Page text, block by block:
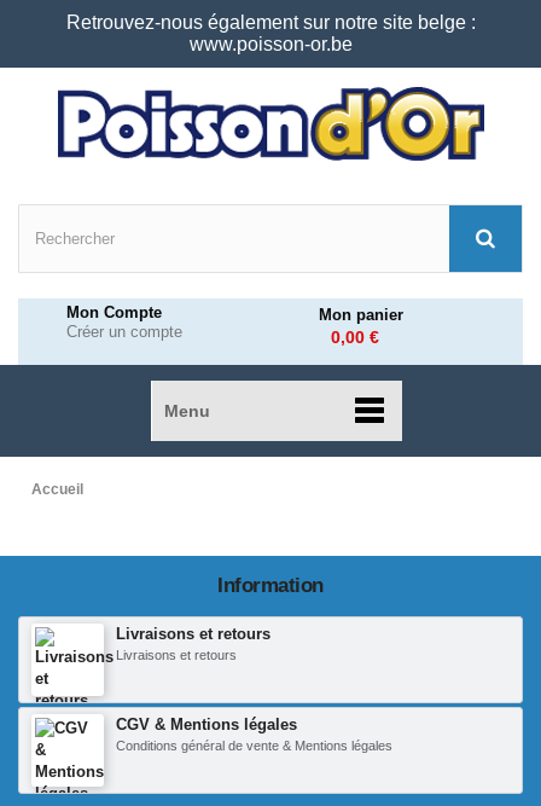
Retrouvez-nous également sur notre site belge :
www.poisson-or.be
Mon Compte
Créer un compte
Mon panier
0,00 €
Menu
Accueil
Information
Livraisons et retours
Livraisons et retours
CGV & Mentions légales
Conditions général de vente & Mentions légales